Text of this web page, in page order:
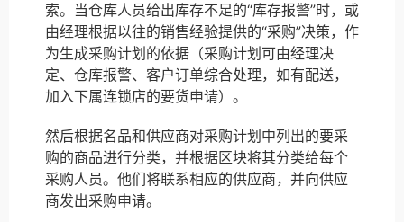
索。当仓库人员给出库存不足的“库存报警”时，或
由经理根据以往的销售经验提供的“采购”决策，作
为生成采购计划的依据（采购计划可由经理决
定、仓库报警、客户订单综合处理，如有配送，
加入下属连锁店的要货申请）。
然后根据名品和供应商对采购计划中列出的要采
购的商品进行分类，并根据区块将其分类给每个
采购人员。他们将联系相应的供应商，并向供应
商发出采购申请。